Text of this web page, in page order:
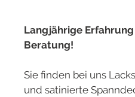
Langjährige
Beratung!
Sie finden bei uns
und satinierte